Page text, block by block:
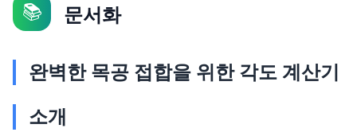
📚 문서화
완벽한 목공 접합을 위한 각도 계산기
소개